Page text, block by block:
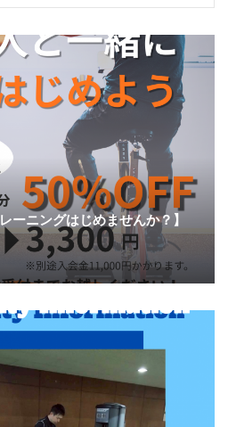
ーニングはじめませんか？】